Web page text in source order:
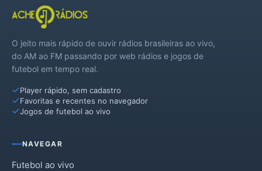
O jeito mais rápido de ouvir rádios brasileiras ao vivo,
do AM ao FM passando por web rádios e jogos de
futebol em tempo real.
Player rápido, sem cadastro
Favoritas e recentes no navegador
Jogos de futebol ao vivo
NAVEGAR
Futebol ao vivo